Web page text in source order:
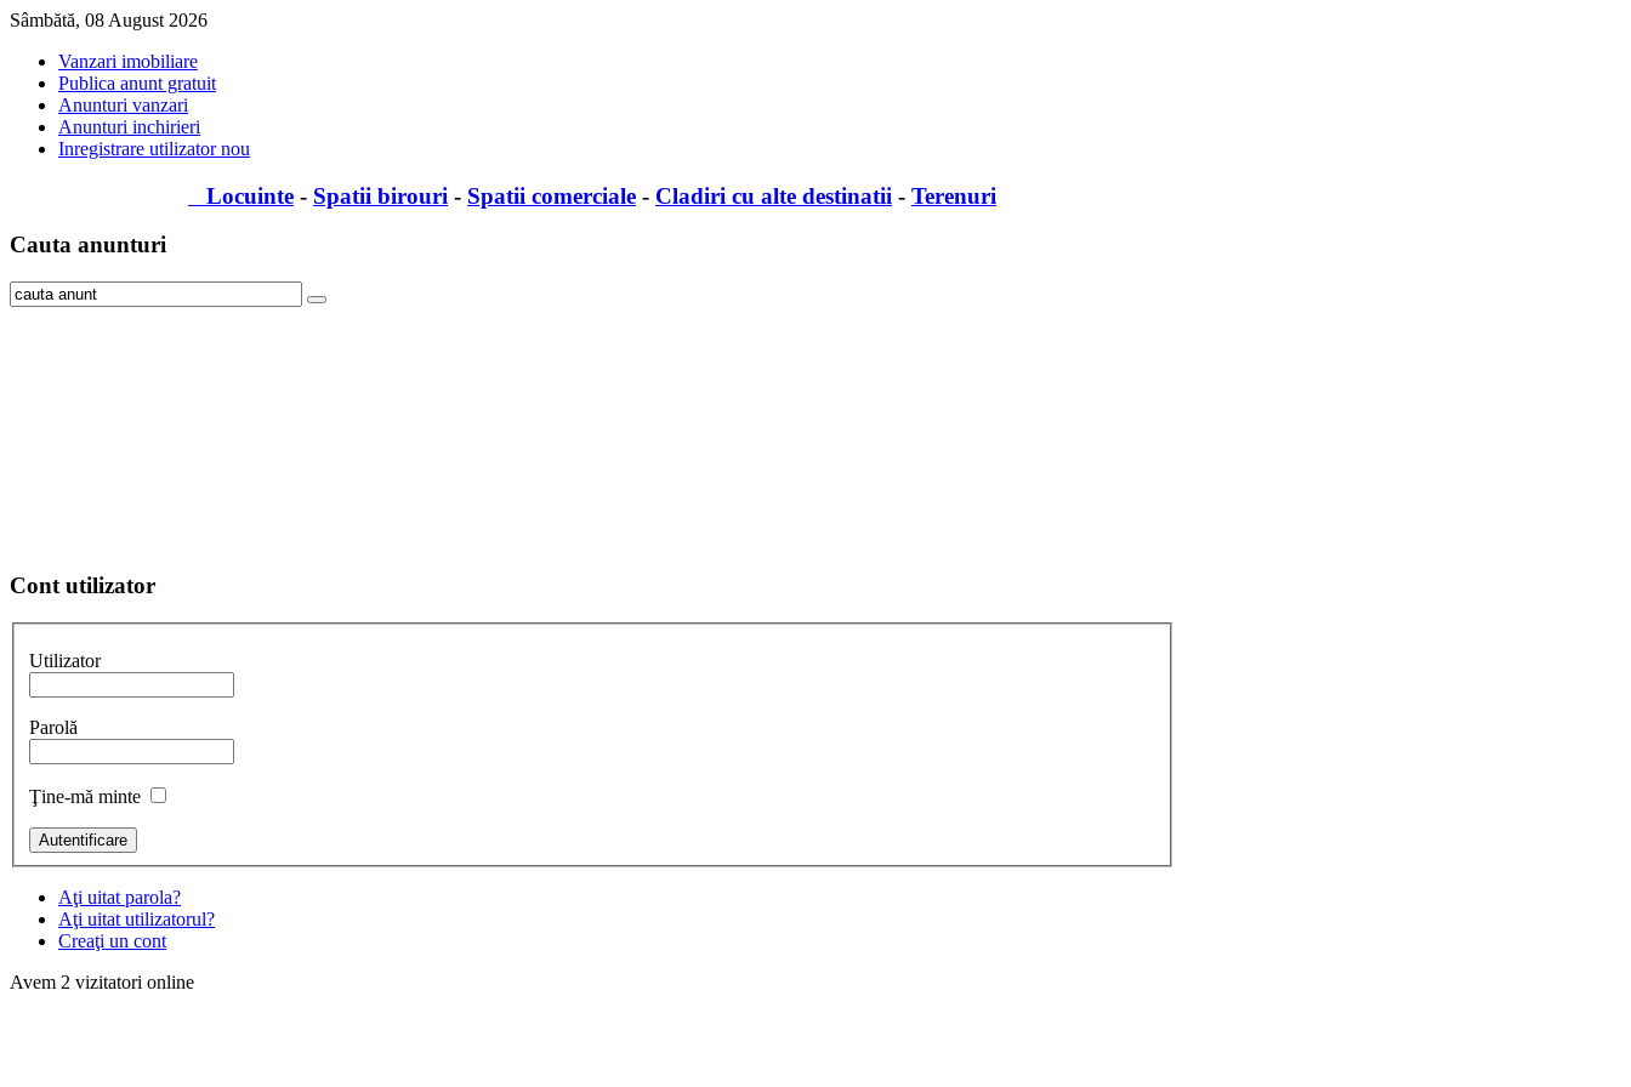
Sâmbătă, 08 August 2026
Vanzari imobiliare
Publica anunt gratuit
Anunturi vanzari
Anunturi inchirieri
Inregistrare utilizator nou
Locuinte - Spatii birouri - Spatii comerciale - Cladiri cu alte destinatii - Terenuri
Cauta anunturi
Cont utilizator
Utilizator
Parolă
Ţine-mă minte
Aţi uitat parola?
Aţi uitat utilizatorul?
Creaţi un cont
Avem 2 vizitatori online